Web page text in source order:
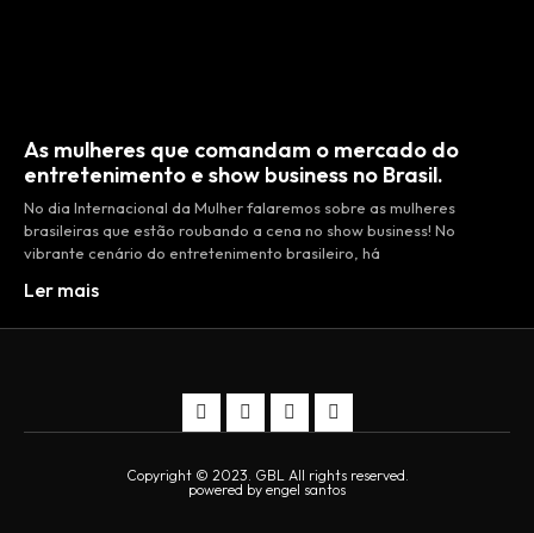
As mulheres que comandam o mercado do
entretenimento e show business no Brasil.
No dia Internacional da Mulher falaremos sobre as mulheres
brasileiras que estão roubando a cena no show business! No
vibrante cenário do entretenimento brasileiro, há
Ler mais
powered by engel santos
Copyright © 2023. GBL All rights reserved.